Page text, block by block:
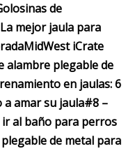
de
mejor jaula para
MidWest iCrate
alambre plegable de
en jaulas: 6
amar su jaula#8 –
al baño para perros
de metal para